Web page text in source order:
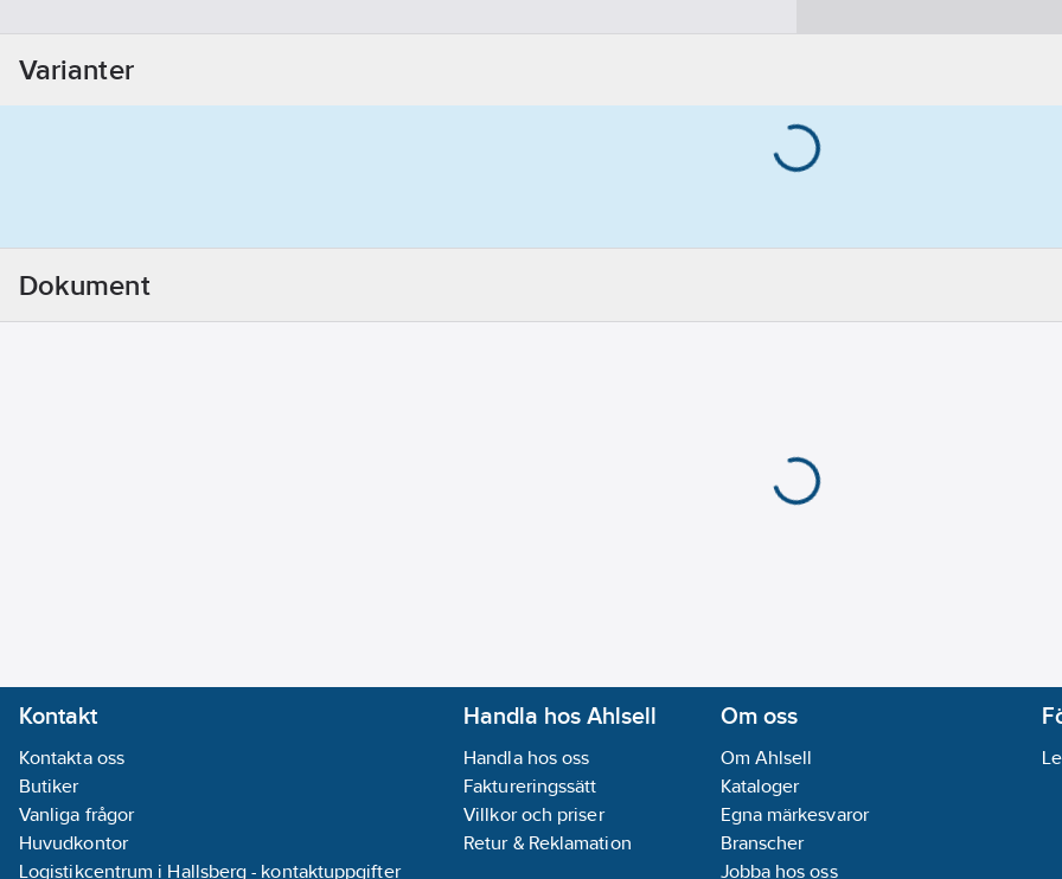
Varianter
Dokument
Kontakt
Kontakta oss
Butiker
Vanliga frågor
Huvudkontor
Logistikcentrum i Hallsberg - kontaktuppgifter
Handla hos Ahlsell
Handla hos oss
Faktureringssätt
Villkor och priser
Retur & Reklamation
Om oss
Om Ahlsell
Kataloger
Egna märkesvaror
Branscher
Jobba hos oss